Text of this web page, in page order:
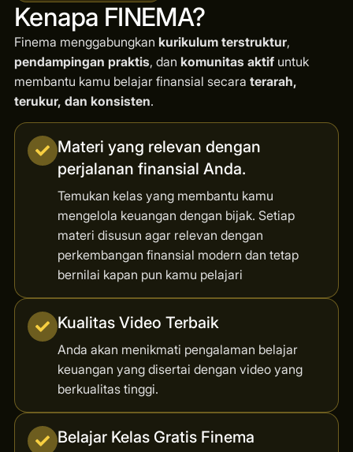
Kenapa FINEMA?
Finema menggabungkan kurikulum terstruktur,
pendampingan praktis, dan komunitas aktifuntuk
membantu kamu belajar finansial secara terarah,
terukur, dan konsisten.
Materi yang relevan dengan
perjalanan finansial Anda.
Temukan kelas yang membantu kamu
mengelola keuangan dengan bijak. Setiap
materi disusun agar relevan dengan
perkembangan finansial modern dan tetap
bernilai kapan pun kamu pelajari
Kualitas Video Terbaik
Anda akan menikmati pengalaman belajar
keuangan yang disertai dengan video yang
berkualitas tinggi.
Belajar Kelas Gratis Finema